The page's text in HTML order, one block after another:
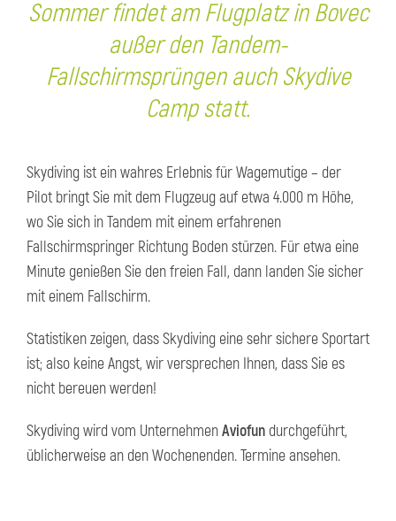
Sommer findet am Flugplatz in Bovec
außer den Tandem-
Fallschirmsprüngen auch Skydive
Camp statt.
Skydiving ist ein wahres Erlebnis für Wagemutige – der
Pilot bringt Sie mit dem Flugzeug auf etwa 4.000 m Höhe,
wo Sie sich in Tandem mit einem erfahrenen
Fallschirmspringer Richtung Boden stürzen. Für etwa eine
Minute genießen Sie den freien Fall, dann landen Sie sicher
mit einem Fallschirm.
Statistiken zeigen, dass Skydiving eine sehr sichere Sportart
ist; also keine Angst, wir versprechen Ihnen, dass Sie es
nicht bereuen werden!
Skydiving wird vom UnternehmenAviofun durchgeführt,
üblicherweise an den Wochenenden. Termine ansehen.